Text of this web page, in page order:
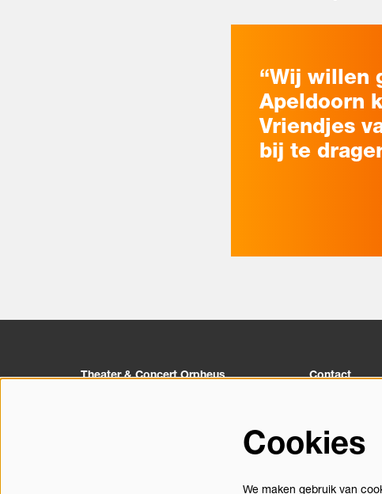
“Wij willen
Apeldoorn
Vriendjes
bij te
Theater & Concert Orpheus Contact
Cookies
We maken gebruik van